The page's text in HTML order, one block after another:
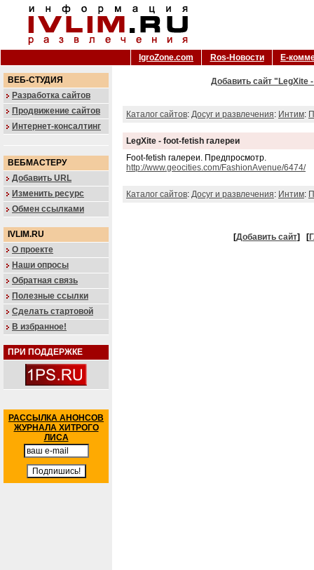
IgroZone.com Ros-Новости Е-
ВЕБ-СТУДИЯ
Разработка сайтов
Продвижение сайтов
Интернет-консалтинг
ВЕБМАСТЕРУ
Добавить URL
Изменить ресурс
Обмен ссылками
IVLIM.RU
О проекте
Наши опросы
Обратная связь
Полезные ссылки
Сделать стартовой
В избранное!
ПРИ ПОДДЕРЖКЕ
РАССЫЛКА АНОНСОВ
ЖУРНАЛА ХИТРОГО
ЛИСА
Добавить сайт "LegXite
Каталог сайтов: Досуг и развлечения: Интим:
LegXite - foot-fetish галереи
Foot-fetish галереи. Предпросмотр.
http://www.geocities.com/FashionAvenue/6474/
Каталог сайтов: Досуг и развлечения: Интим:
[Добавить сайт] [